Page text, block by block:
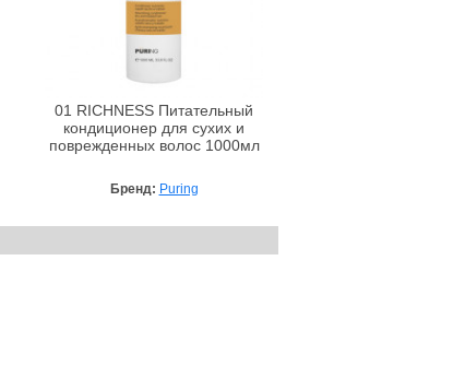
01 RICHNESS Питательный
кондиционер для сухих и
поврежденных волос 1000мл
Бренд: Puring